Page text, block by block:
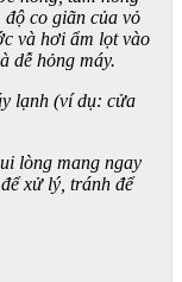
co giãn của vỏ
và hơi ẩm lọt vào
dễ hỏng máy.
lạnh (ví dụ: cửa
lòng mang ngay
xử lý, tránh để